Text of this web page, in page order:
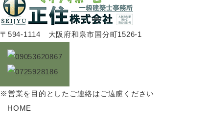
〒594-1114 大阪府和泉市国分町1526-1
※営業を目的としたご連絡はご遠慮ください
HOME